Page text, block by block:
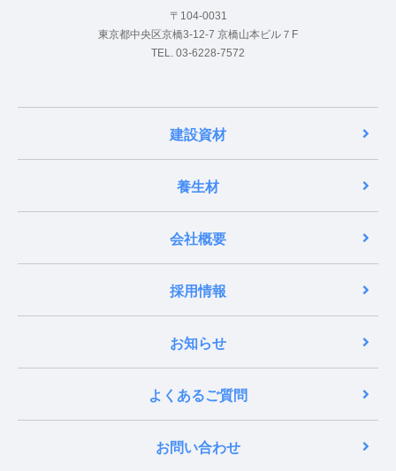
〒104-0031
東京都中央区京橋3-12-7 京橋山本ビル７F
TEL. 03-6228-7572
建設資材
養生材
会社概要
採用情報
お知らせ
よくあるご質問
お問い合わせ